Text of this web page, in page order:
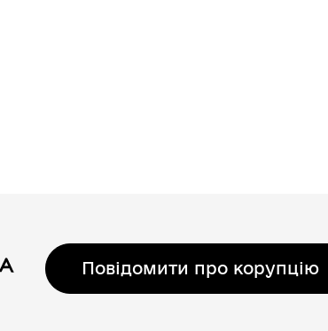
Повідомити про корупцію